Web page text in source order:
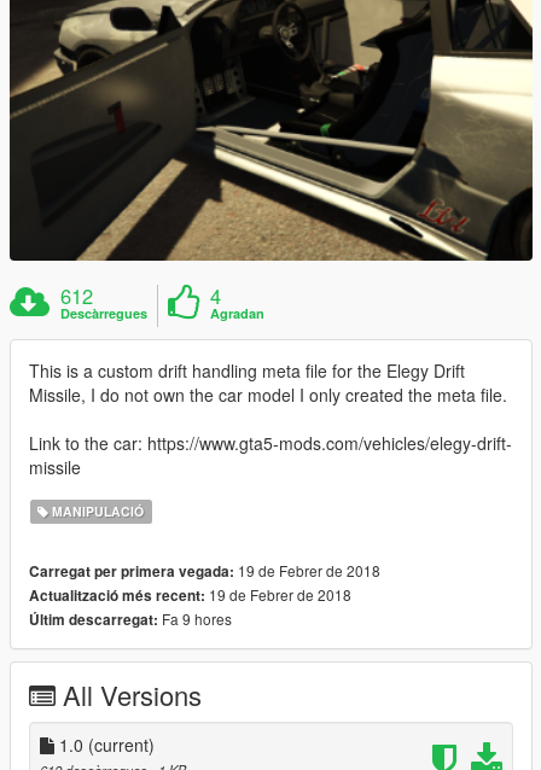
612
Descàrregues
4
Agradan
This is a custom drift handling meta file for the Elegy Drift
Missile, I do not own the car model I only created the meta file.
Link to the car: https://www.gta5-mods.com/vehicles/elegy-drift-
missile
MANIPULACIÓ
Carregat per primera vegada: 19 de Febrer de 2018
Actualització més recent: 19 de Febrer de 2018
Últim descarregat: Fa 9 hores
All Versions
1.0 (current)